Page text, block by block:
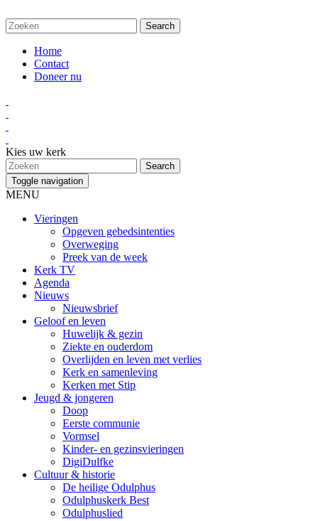
Home
Contact
Doneer nu
Kies uw kerk
Toggle navigation
MENU
Vieringen
Opgeven gebedsintenties
Overweging
Preek van de week
Kerk TV
Agenda
Nieuws
Nieuwsbrief
Geloof en leven
Huwelijk & gezin
Ziekte en ouderdom
Overlijden en leven met verlies
Kerk en samenleving
Kerken met Stip
Jeugd & jongeren
Doop
Eerste communie
Vormsel
Kinder- en gezinsvieringen
DigiDulfke
Cultuur & historie
De heilige Odulphus
Odulphuskerk Best
Odulphuslied